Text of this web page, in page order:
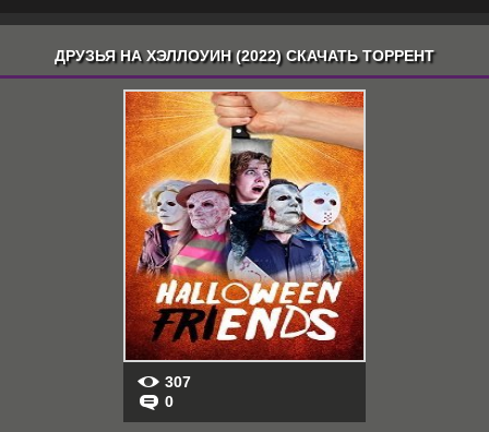
ДРУЗЬЯ НА ХЭЛЛОУИН (2022) СКАЧАТЬ ТОРРЕНТ
307
0